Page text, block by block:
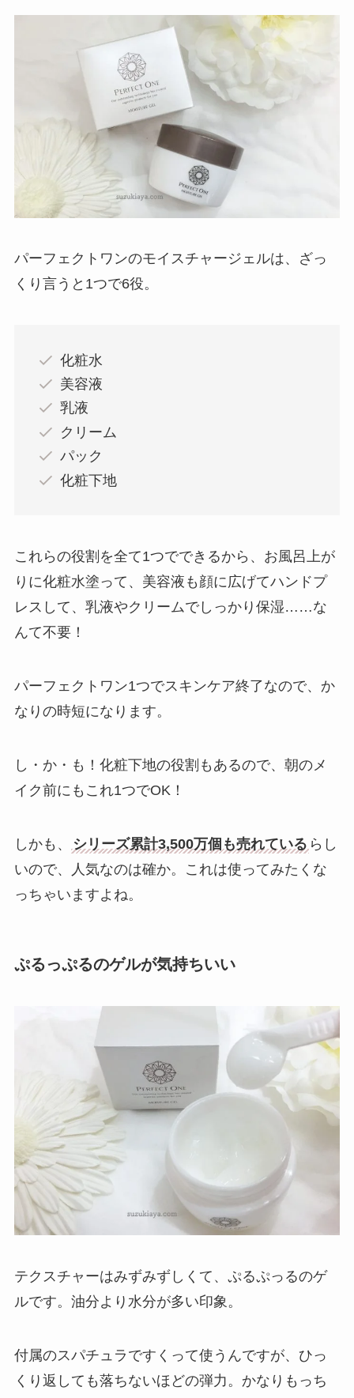
パーフェクトワンのモイスチャージェルは、ざっ
くり言うと1つで6役。
化粧水
美容液
乳液
クリーム
パック
化粧下地
これらの役割を全て1つでできるから、お風呂上が
りに化粧水塗って、美容液も顔に広げてハンドプ
レスして、乳液やクリームでしっかり保湿……な
んて不要！
パーフェクトワン1つでスキンケア終了なので、か
なりの時短になります。
し・か・も！化粧下地の役割もあるので、朝のメ
イク前にもこれ1つでOK！
しかも、 シリーズ累計3,500万個も売れている らし
いので、人気なのは確か。これは使ってみたくな
っちゃいますよね。
ぷるっぷるのゲルが気持ちいい
テクスチャーはみずみずしくて、ぷるぷっるのゲ
ルです。油分より水分が多い印象。
付属のスパチュラですくって使うんですが、ひっ
くり返しても落ちないほどの弾力。かなりもっち